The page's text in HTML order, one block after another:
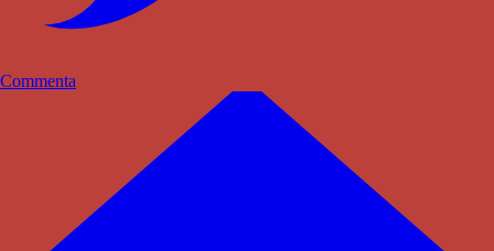
Commenta